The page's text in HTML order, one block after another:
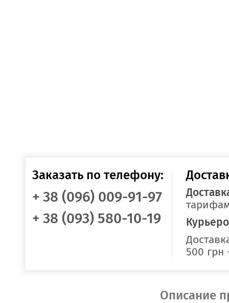
Заказать по телефону:
+ 38 (096) 009-91-97
+ 38 (093) 580-10-19
500
Описание